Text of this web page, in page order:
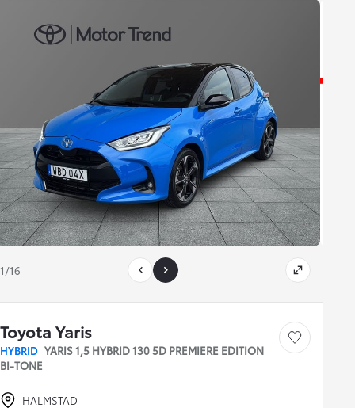
1/16
Toyota Yaris
HYBRID YARIS 1,5 HYBRID 130 5D PREMIERE EDITION
BI-TONE
Save car
HALMSTAD